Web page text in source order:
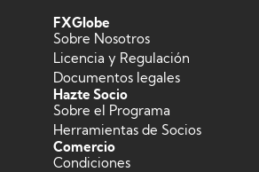
FXGlobe
Sobre Nosotros
Licencia y Regulación
Documentos legales
Hazte Socio
Sobre el Programa
Herramientas de Socios
Comercio
Condiciones